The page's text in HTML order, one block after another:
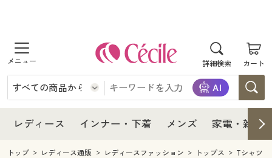
詳細検索 カート
商品を探す
レディース
レディースファッション
インナー・下着
インナー・下着通販すべて
メンズ
レディース インナー・下着 メンズ 家電・雑貨
レディース
レディース通販すべて
レディースファッション
インナー・下着
インナー・下着通販すべて
メンズ
トップ レディース通販 レディースファッション トップス Tシャツ